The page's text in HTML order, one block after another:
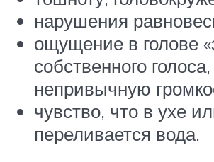
нарушения
ощущение в голове
собственного голоса,
непривычную
чувство, что в ухе
переливается вода.